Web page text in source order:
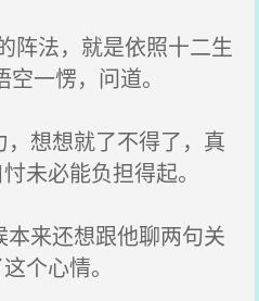
阵法，就是依照十二生
一愣，问道。
想想就了不得了，真
未必能负担得起。
来还想跟他聊两句关
个心情。